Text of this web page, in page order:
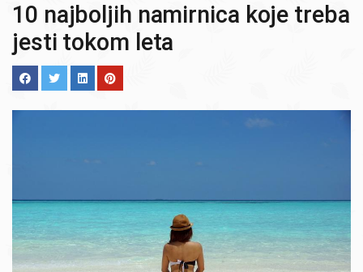
10 najboljih namirnica koje treba
jesti tokom leta